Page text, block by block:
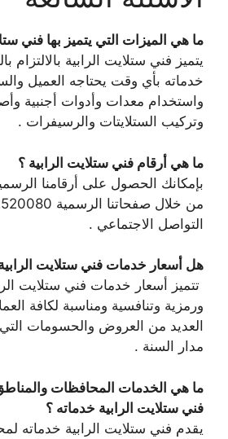
ما هي الميزات التي يتميز بها فني
يتميز فني ستلايت الرابية بالالتزام
خدماته بأي وقت يحتاجه العميل
واستخدام معدات وأدوات أجنبية
وتركيب الستلايتات والرسيفرات .
ما هي أرقام فني ستلايت الرابية ؟
بإمكانك الحصول على أرقامنا
التواصل الاجتماعي .
هل أسعار خدمات فني ستلايت
تتميز أسعار خدمات فني ستلايت
ورمزية وتنافسية ومناسبة لكافة
العديد من العروض والحسومات
مدار السنة .
ما هي الخدمات المحافظات
فني ستلايت الرابية خدماته ؟
يقدم فني ستلايت الرابية خدماته